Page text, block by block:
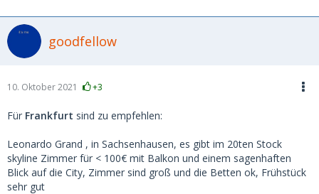
goodfellow
10. Oktober 2021 +3
Für Frankfurt sind zu empfehlen:
Leonardo Grand , in Sachsenhausen, es gibt im 20ten Stock
skyline Zimmer für < 100€ mit Balkon und einem sagenhaften
Blick auf die City, Zimmer sind groß und die Betten ok, Frühstück
sehr gut